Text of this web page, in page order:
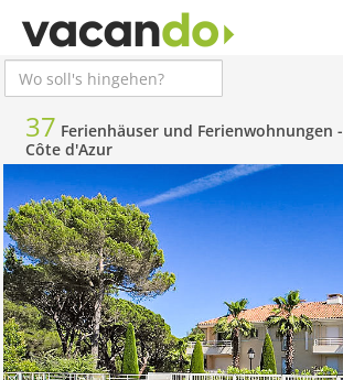
37 Ferienhäuser und Ferienwohnungen -
Côte d'Azur